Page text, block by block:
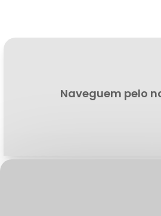
Naveguem pelo